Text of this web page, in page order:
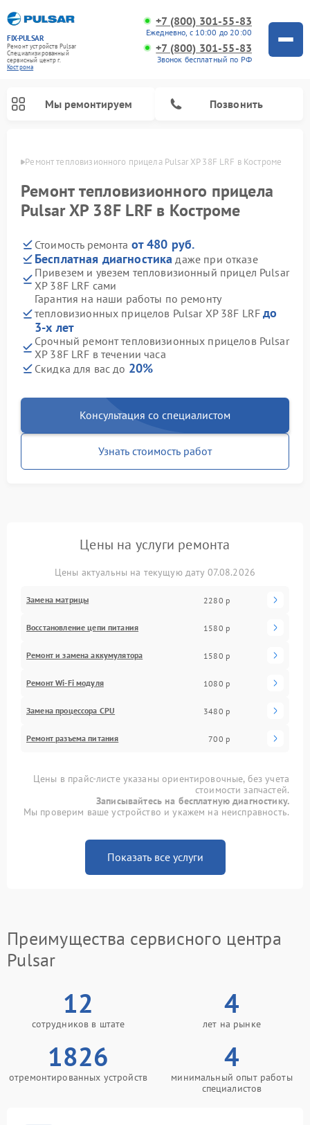
FIX-PULSAR
Ремонт устройств Pulsar
Специализированный
cервисный центр г.
Кострома
+7 (800) 301-55-83
Ежедневно, с 10:00 до 20:00
+7 (800) 301-55-83
Звонок бесплатный по РФ
Мы ремонтируем Позвонить
Ремонт тепловизионного прицела Pulsar XP 38F LRF в Костроме
Ремонт тепловизионного прицела
Pulsar XP 38F LRF в Костроме
Стоимость ремонта от 480 руб.
Бесплатная диагностика даже при отказе
Привезем и увезем тепловизионный прицел Pulsar
XP 38F LRF сами
Гарантия на наши работы по ремонту
тепловизионных прицелов Pulsar XP 38F LRFдо
3-х лет
Срочный ремонт тепловизионных прицелов Pulsar
XP 38F LRF в течении часа
Скидка для вас до 20%
Консультация со специалистом
Узнать стоимость работ
Цены на услуги ремонта
Цены актуальны на текущую дату 07.08.2026
Замена матрицы 2280 р
Восстановление цепи питания 1580 р
Ремонт и замена аккумулятора 1580 р
Ремонт Wi-Fi модуля 1080 р
Замена процессора CPU 3480 р
Ремонт разъема питания 700 р
Цены в прайс-листе указаны ориентировочные, без учета
стоимости запчастей.
Записывайтесь на бесплатную диагностику.
Мы проверим ваше устройство и укажем на неисправность.
Показать все услуги
Преимущества сервисного центра
Pulsar
12
сотрудников в штате
4
лет на рынке
1826
отремонтированных устройств
4
минимальный опыт работы
специалистов